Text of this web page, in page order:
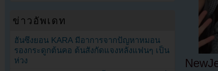
ข่าวอัพเดท
ฮันซึงยอน KARA มีอาการจากปัญหาหมอน
รองกระดูกต้นคอ ต้นสังกัดแจงหลังแฟนๆ เป็น
ห่วง